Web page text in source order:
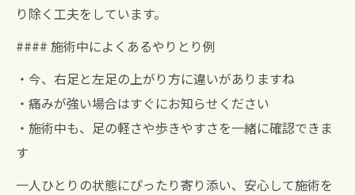
り除く工夫をしています。
#### 施術中によくあるやりとり例
・今、右足と左足の上がり方に違いがありますね
・痛みが強い場合はすぐにお知らせください
・施術中も、足の軽さや歩きやすさを一緒に確認できま
す
一人ひとりの状態にぴったり寄り添い、安心して施術を